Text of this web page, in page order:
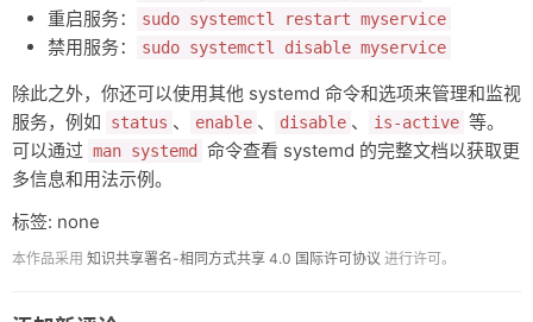
重启服务： sudo systemctl restart myservice
禁用服务： sudo systemctl disable myservice
除此之外，你还可以使用其他 systemd 命令和选项来管理和监视
服务，例如
status 、 enable 、 disable 、 is-active 等。
可以通过 man systemd
命令查看 systemd 的完整文档以获取更
多信息和用法示例。
标签: none
本作品采用 知识共享署名-相同方式共享 4.0 国际许可协议 进行许可。